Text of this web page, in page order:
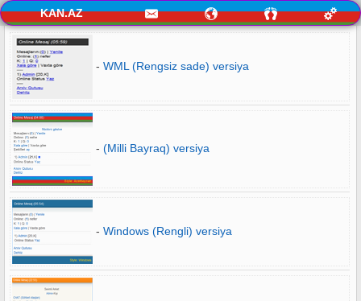
KAN.AZ
- WML (Rengsiz sade) versiya
- (Milli Bayraq) versiya
- Windows (Rengli) versiya